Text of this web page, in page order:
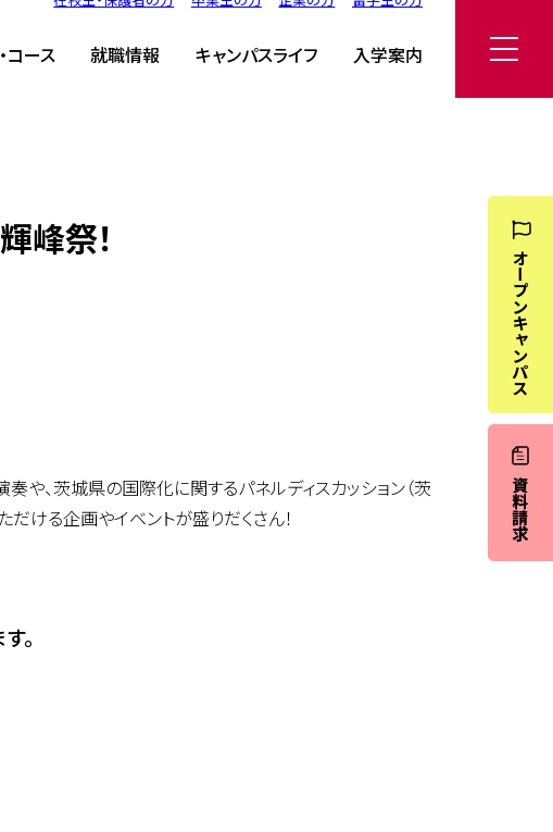
コース 就職情報 キャンパスライフ 入学案内
峰祭！
や、茨城県の国際化に関するパネルディスカッション（茨
ける企画やイベントが盛りだくさん！
。